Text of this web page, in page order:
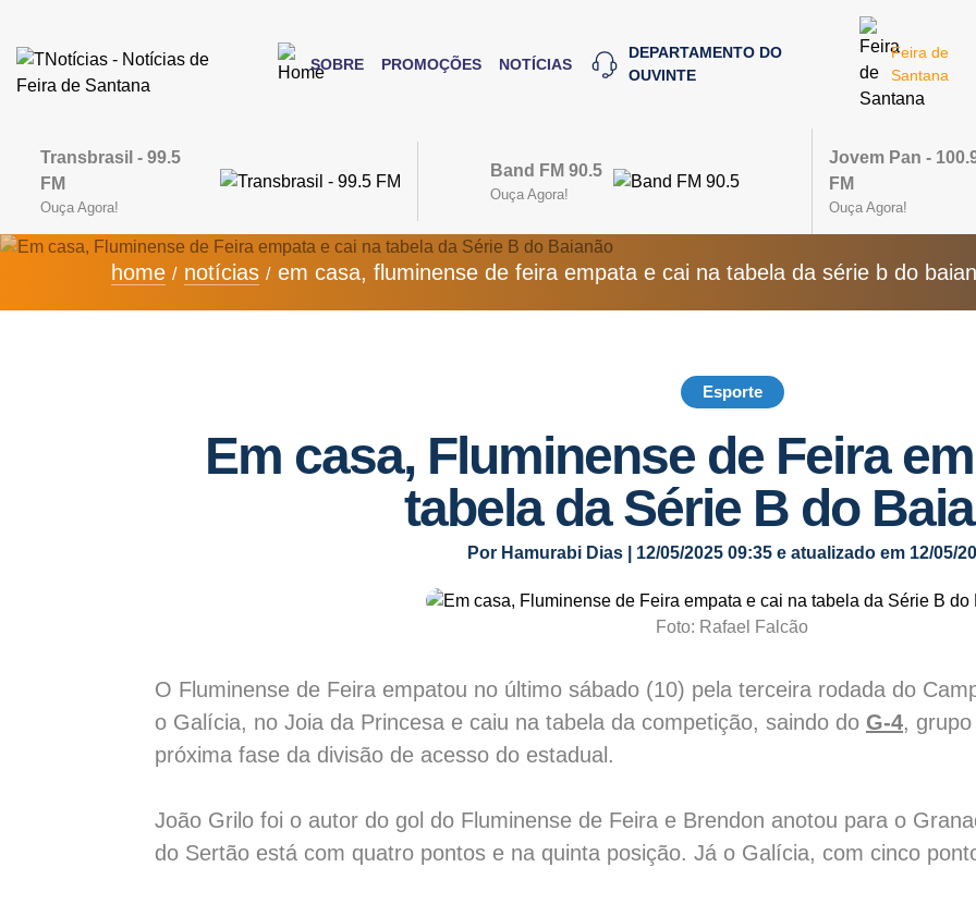
SOBRE PROMOÇÕES NOTÍCIAS
DEPARTAMENTO DO
OUVINTE
Feira de
Santana
Transbrasil - 99.5
FM
Ouça Agora!
Band FM 90.5
Ouça Agora!
Jovem Pan -
FM
Ouça Agora!
home notícias em casa, fluminense de feira empata e cai na tabela da série b do
Esporte
Em casa, Fluminense de Feira
tabela da Série B do
Por Hamurabi Dias | 12/05/2025 09:35 e atualizado em 12/05/
Foto: Rafael Falcão
O Fluminense de Feira empatou no último sábado (10) pela terceira rodada do
o Galícia, no Joia da Princesa e caiu na tabela da competição, saindo do G-4,
próxima fase da divisão de acesso do estadual.
João Grilo foi o autor do gol do Fluminense de Feira e Brendon anotou para o
do Sertão está com quatro pontos e na quinta posição. Já o Galícia, com cinco